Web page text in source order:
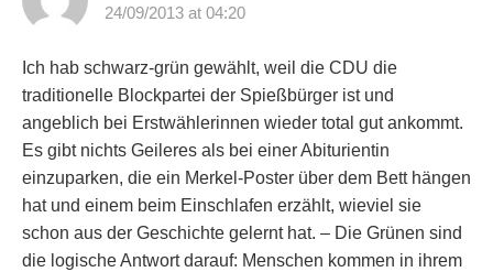
24/09/2013 at 04:20
Ich hab schwarz-grün gewählt, weil die CDU die
traditionelle Blockpartei der Spießbürger ist und
angeblich bei Erstwählerinnen wieder total gut ankommt.
Es gibt nichts Geileres als bei einer Abiturientin
einzuparken, die ein Merkel-Poster über dem Bett hängen
hat und einem beim Einschlafen erzählt, wieviel sie
schon aus der Geschichte gelernt hat. – Die Grünen sind
die logische Antwort darauf: Menschen kommen in ihrem